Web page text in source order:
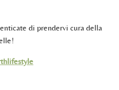
di prendervi cura della